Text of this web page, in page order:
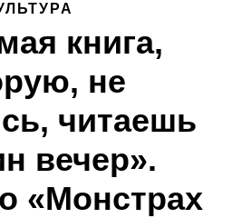
книга,
не
читаешь
вечер».
«Монстрах